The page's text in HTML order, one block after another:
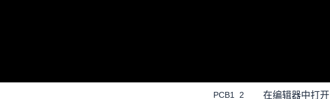
PCB1_2 在编辑器中打开